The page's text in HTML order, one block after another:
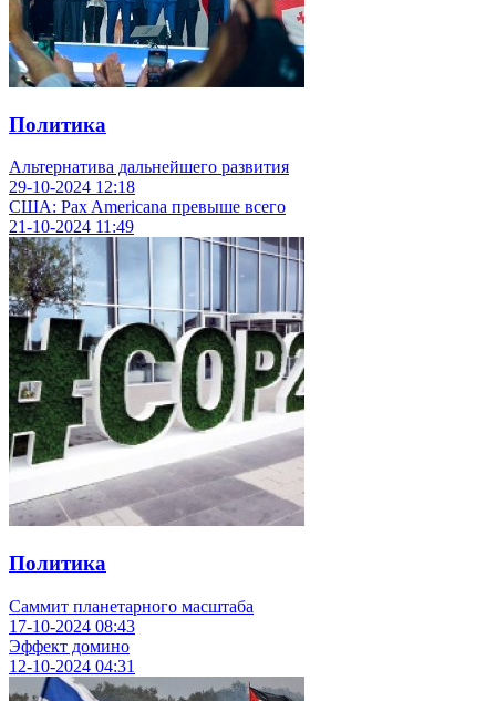
Политика
Альтернатива дальнейшего развития
29-10-2024 12:18
США: Pax Americana превыше всего
21-10-2024 11:49
Политика
Саммит планетарного масштаба
17-10-2024 08:43
Эффект домино
12-10-2024 04:31